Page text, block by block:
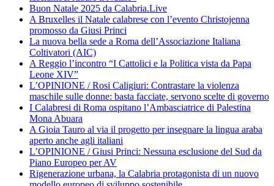
Buon Natale 2025 da Calabria.Live
A Bruxelles il Natale calabrese con l’evento Christojenna
promosso da Giusi Princi
La nuova bella sede a Roma dell’Associazione Italiana
Coltivatori (AIC)
A Reggio l’incontro “I Cattolici e la Politica vista da Papa
Leone XIV”
L’OPINIONE / Rosi Caligiuri: Contrastare la violenza
maschile sulle donne: basta facciate, servono scelte di governo
I Calabresi di Roma ospitano l’Ambasciatrice di Palestina
Mona Abuara
A Gioia Tauro al via il progetto per insegnare la lingua araba
aperto anche agli italiani
L’OPINIONE / Giusi Princi: Nessuna esclusione del Sud da
Piano Europeo per AV
Rigenerazione urbana, la Calabria protagonista di un nuovo